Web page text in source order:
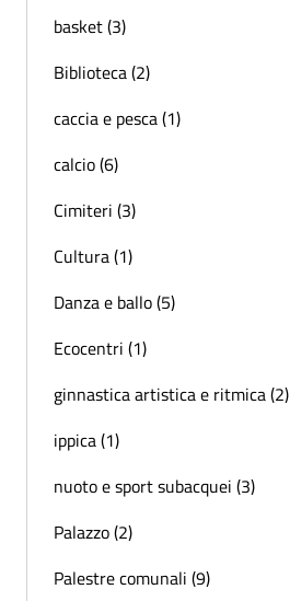
basket (3)
Biblioteca (2)
caccia e pesca (1)
calcio (6)
Cimiteri (3)
Cultura (1)
Danza e ballo (5)
Ecocentri (1)
ginnastica artistica e ritmica (2)
ippica (1)
nuoto e sport subacquei (3)
Palazzo (2)
Palestre comunali (9)